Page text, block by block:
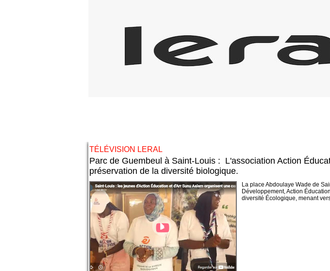
TÉLÉVISION LERAL
Parc de Guembeul à Saint-Louis : L'association Action
préservation de la diversité biologique.
​La place Abdoulaye Wade de
Développement, Action
diversité Écologique, menant